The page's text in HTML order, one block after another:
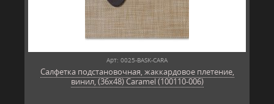
Арт: 0025-BASK-CARA
Салфетка подстановочная, жаккардовое плетение,
винил, (36х48) Caramel (100110-006)